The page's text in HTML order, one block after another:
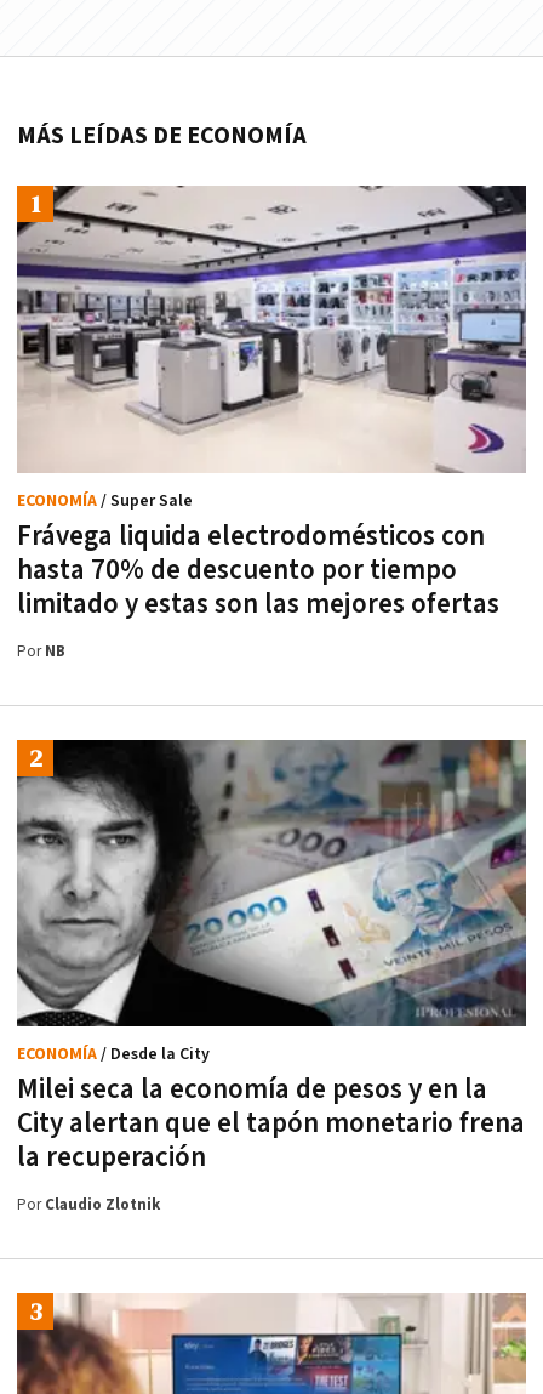
MÁS LEÍDAS DE ECONOMÍA
Frávega liquida electrodomésticos con
hasta 70% de descuento por tiempo
limitado y estas son las mejores ofertas
ECONOMÍA/ Super Sale
PorNB
Milei seca la economía de pesos y en la
City alertan que el tapón monetario frena
la recuperación
ECONOMÍA/ Desde la City
PorClaudio Zlotnik